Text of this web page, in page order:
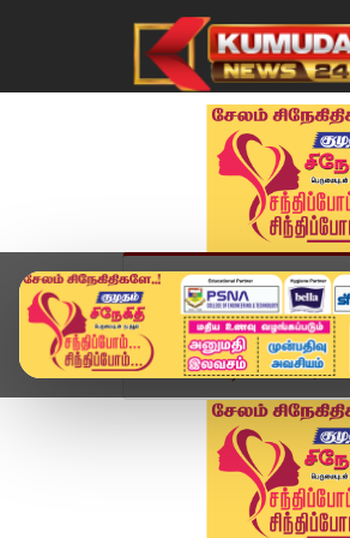
முகப்பு விளையாட்டு
Home வீடியோ ஸ்டோரி